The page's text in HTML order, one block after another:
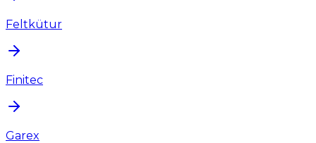
Feltkütur
Finitec
Garex